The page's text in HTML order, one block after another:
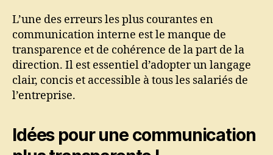
L’une des erreurs les plus courantes en
communication interne est le manque de
transparence et de cohérence de la part de la
direction. Il est essentiel d’adopter un langage
clair, concis et accessible à tous les salariés de
l’entreprise.
Idées pour une communication